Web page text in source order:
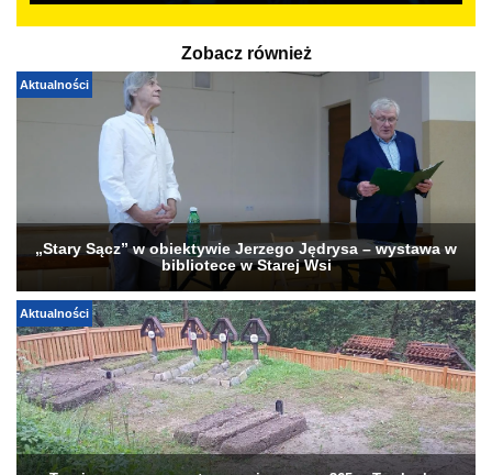
Zobacz również
Aktualności
„Stary Sącz” w obiektywie Jerzego Jędrysa – wystawa w
bibliotece w Starej Wsi
Aktualności